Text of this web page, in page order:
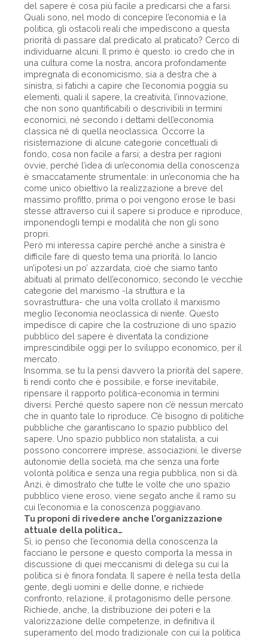
del sapere è cosa più facile a predicarsi che a farsi.
Quali sono, nel modo di concepire l’economia e la
politica, gli ostacoli reali che impediscono a questa
priorità di passare dal predicato al praticato? Cerco di
individuarne alcuni. Il primo è questo: io credo che in
una cultura come la nostra, ancora profondamente
impregnata di economicismo, sia a destra che a
sinistra, si fatichi a capire che l’economia poggia su
elementi, quali il sapere, la creatività, l’innovazione,
che non sono quantificabili o descrivibili in termini
economici, né secondo i dettami dell’economia
classica né di quella neoclassica. Occorre la
risistemazione di alcune categorie concettuali di
fondo, cosa non facile a farsi; a destra per ragioni
ovvie, perché l’idea di un’economia della conoscenza
è smaccatamente strumentale: in un’economia che ha
come unico obiettivo la realizzazione a breve del
massimo profitto, prima o poi vengono erose le basi
stesse attraverso cui il sapere si produce e riproduce,
imponendogli tempi e modalità che non gli sono
propri.
Però mi interessa capire perché anche a sinistra è
difficile fare di questo tema una priorità. Io lancio
un’ipotesi un po’ azzardata, cioè che siamo tanto
abituati al primato dell’economico, secondo le vecchie
categorie del marxismo -la struttura e la
sovrastruttura- che una volta crollato il marxismo
meglio l’economia neoclassica di niente. Questo
impedisce di capire che la costruzione di uno spazio
pubblico del sapere è diventata la condizione
imprescindibile oggi per lo sviluppo economico, per il
mercato.
Insomma, se tu la pensi davvero la priorità del sapere,
ti rendi conto che è possibile, e forse inevitabile,
ripensare il rapporto politica-economia in termini
diversi. Perché questo sapere non c’è nessun mercato
che in quanto tale lo riproduce. C’è bisogno di politiche
pubbliche che garantiscano lo spazio pubblico del
sapere. Uno spazio pubblico non statalista, a cui
possono concorrere imprese, associazioni, le diverse
autonomie della società, ma che senza una forte
volontà politica e senza una regia pubblica, non si dà.
Anzi, è dimostrato che tutte le volte che uno spazio
pubblico viene eroso, viene segato anche il ramo su
cui l’economia e la conoscenza poggiavano.
Tu proponi di rivedere anche l’organizzazione
attuale della politica…
Sì, io penso che l’economia della conoscenza la
facciano le persone e questo comporta la messa in
discussione di quei meccanismi di delega su cui la
politica si è finora fondata. Il sapere è nella testa della
gente, degli uomini e delle donne, e richiede
confronto, relazione, il protagonismo delle persone.
Richiede, anche, la distribuzione dei poteri e la
valorizzazione delle competenze, in definitiva il
superamento del modo tradizionale con cui la politica